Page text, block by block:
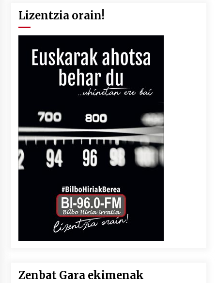
Lizentzia orain!
Zenbat Gara ekimenak